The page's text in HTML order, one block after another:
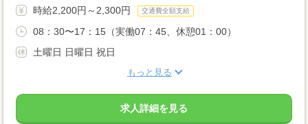
時給2,200円～2,300円 交通費全額支給
08：30〜17：15（実働07：45、休憩01：00）
土曜日 日曜日 祝日
もっと見る
求人詳細を見る